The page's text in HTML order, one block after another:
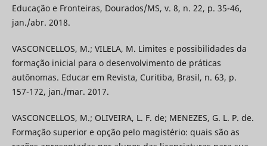
Educação e Fronteiras, Dourados/MS, v. 8, n. 22, p. 35-46,
jan./abr. 2018.
VASCONCELLOS, M.; VILELA, M. Limites e possibilidades da
formação inicial para o desenvolvimento de práticas
autônomas. Educar em Revista, Curitiba, Brasil, n. 63, p.
157-172, jan./mar. 2017.
VASCONCELLOS, M.; OLIVEIRA, L. F. de; MENEZES, G. L. P. de.
Formação superior e opção pelo magistério: quais são as